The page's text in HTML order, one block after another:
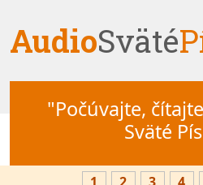
AudioSväté
"Počúvajte,
Sväté